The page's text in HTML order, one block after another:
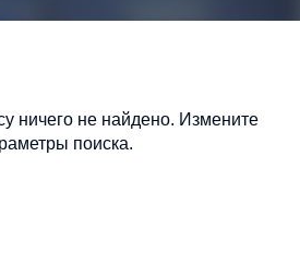
ничего не найдено. Измените
поиска.